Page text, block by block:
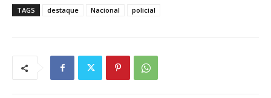
TAGS destaque Nacional policial